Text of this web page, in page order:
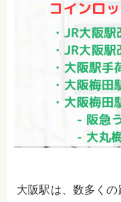
大阪駅は、数多く